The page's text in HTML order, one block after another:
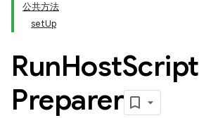
公共方法
setUp
RunHostScript
Preparer